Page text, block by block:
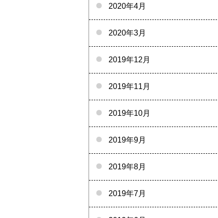
2020年4月
2020年3月
2019年12月
2019年11月
2019年10月
2019年9月
2019年8月
2019年7月